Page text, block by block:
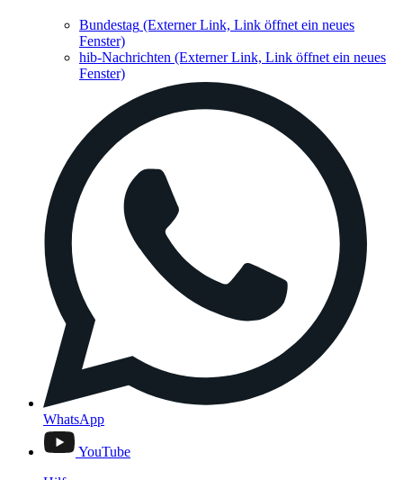
Bundestag (Externer Link, Link öffnet ein neues
Fenster)
hib-Nachrichten (Externer Link, Link öffnet ein neues
Fenster)
WhatsApp
YouTube